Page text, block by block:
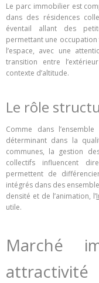
Le parc immobilier est
dans des résidences
éventail allant des
permettant une
l’espace, avec une
transition entre
contexte d’altitude.
Le rôle
Comme dans
déterminant dans la
communes, la gestion
collectifs influencent
permettent de
intégrés dans des
densité et de l’animation, l’
utile.
Marché
attractivité